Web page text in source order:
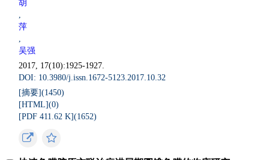
胡
,
萍
,
吴强
2017, 17(10):1925-1927.
DOI: 10.3980/j.issn.1672-5123.2017.10.32
[摘要](1450)
[HTML](0)
[PDF 411.62 K](1652)